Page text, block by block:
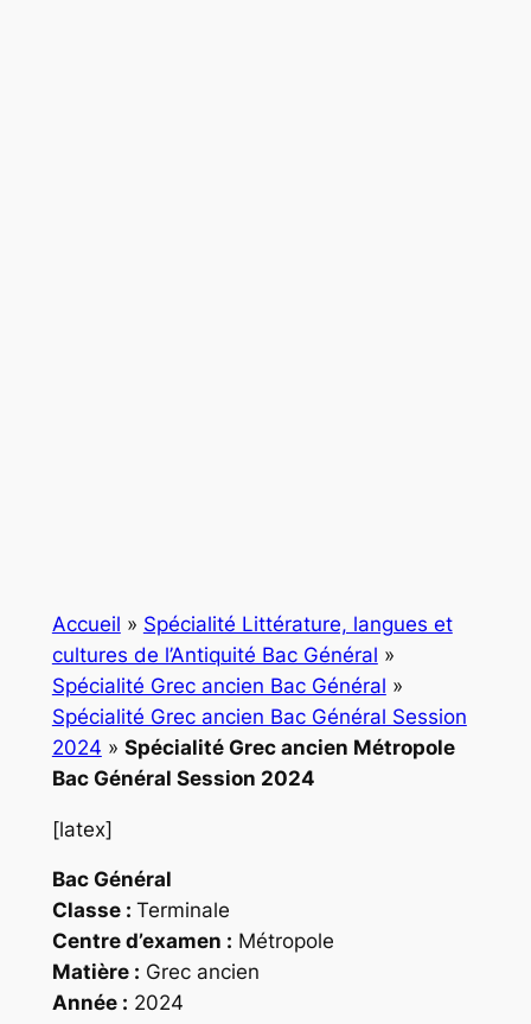
Accueil » Spécialité Littérature, langues et
cultures de l’Antiquité Bac Général »
Spécialité Grec ancien Bac Général »
Spécialité Grec ancien Bac Général Session
2024 » Spécialité Grec ancien Métropole
Bac Général Session 2024
[latex]
Bac Général
Classe : Terminale
Centre d’examen : Métropole
Matière : Grec ancien
Année : 2024